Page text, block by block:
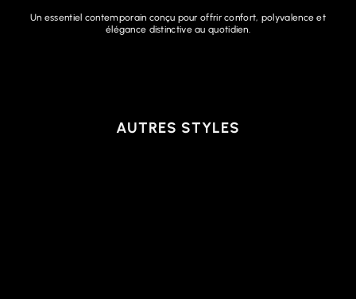
Un essentiel contemporain conçu pour offrir confort, polyvalence et
élégance distinctive au quotidien.
AUTRES STYLES